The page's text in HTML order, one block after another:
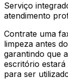
Serviço
atendimento
Contrate uma
limpeza antes
garantindo que
escritório
para ser